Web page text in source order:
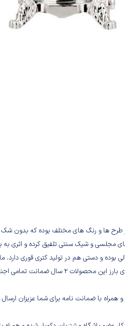
در طرح ها و رنگ های مختلف بوده که
مجلسی و شیک سنتی تلفیق کرده و اثری به
بوده و دستی هم در تولید کتری قوری دارد.
معرفی و عرضه کنیم. به یاد داشته باشید یکی
و همراه با ضمانت نامه برای شما عزیزان